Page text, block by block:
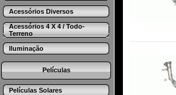
Acessórios Diversos
Acessórios 4 X 4 / Todo-
Terreno
Iluminação
Películas
Películas Solares